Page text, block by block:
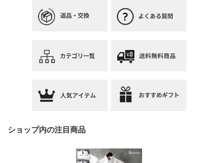
ショップ内の注目商品